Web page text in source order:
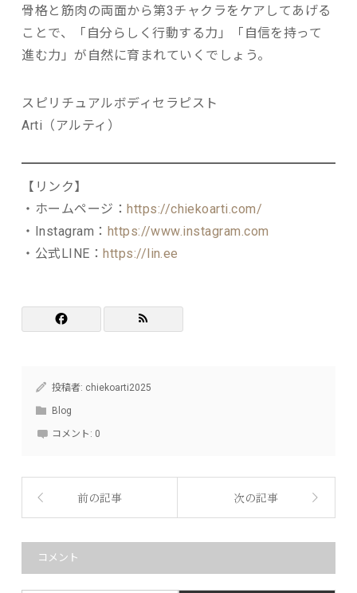
骨格と筋肉の両面から第3チャクラをケアしてあげる
ことで、「自分らしく行動する力」「自信を持って
進む力」が自然に育まれていくでしょう。
スピリチュアルボディセラピスト
Arti（アルティ）
【リンク】
・ホームページ：https://chiekoarti.com/
・Instagram： https://www.instagram.com
・公式LINE：https://lin.ee
投稿者: chiekoarti2025
Blog
コメント: 0
前の記事 次の記事
コメント